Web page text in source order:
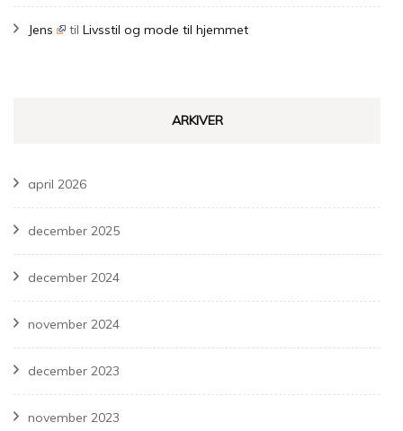
Jens tilLivsstil og mode til hjemmet
ARKIVER
april 2026
december 2025
december 2024
november 2024
december 2023
november 2023